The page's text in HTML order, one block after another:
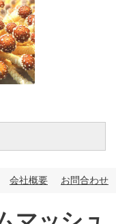
会社概要 お問合わせ